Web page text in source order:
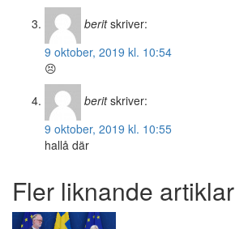
berit skriver:
9 oktober, 2019 kl. 10:54
😣
berit skriver:
9 oktober, 2019 kl. 10:55
hallå där
Fler liknande artiklar